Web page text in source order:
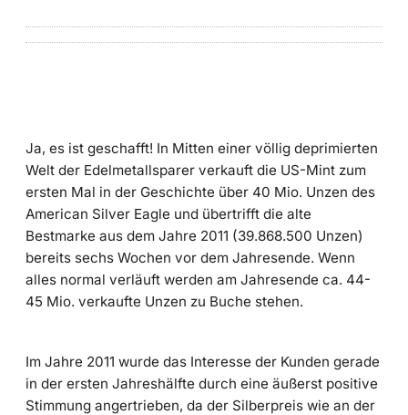
Ja, es ist geschafft! In Mitten einer völlig deprimierten
Welt der Edelmetallsparer verkauft die US-Mint zum
ersten Mal in der Geschichte über 40 Mio. Unzen des
American Silver Eagle und übertrifft die alte
Bestmarke aus dem Jahre 2011 (39.868.500 Unzen)
bereits sechs Wochen vor dem Jahresende. Wenn
alles normal verläuft werden am Jahresende ca. 44-
45 Mio. verkaufte Unzen zu Buche stehen.
Im Jahre 2011 wurde das Interesse der Kunden gerade
in der ersten Jahreshälfte durch eine äußerst positive
Stimmung angertrieben, da der Silberpreis wie an der